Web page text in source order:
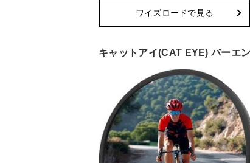
ワイズロードで見る
キャットアイ(CAT EYE) バーエ